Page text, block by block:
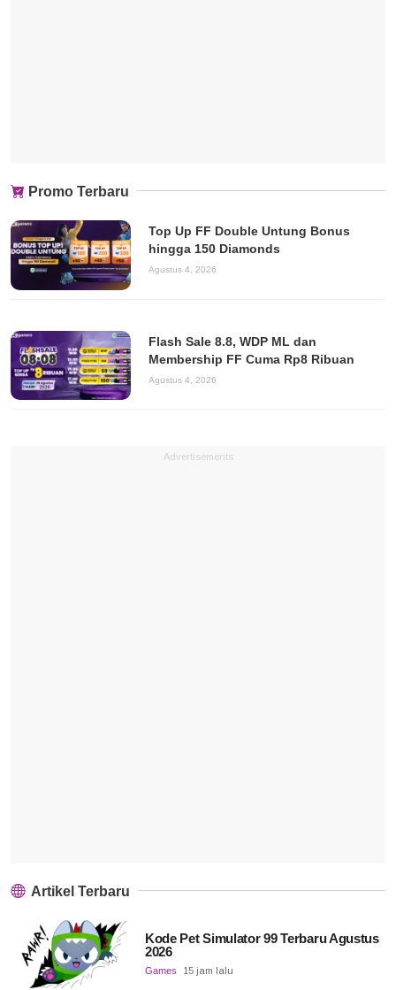
Promo Terbaru
Top Up FF Double Untung Bonus
hingga 150 Diamonds
Agustus 4, 2026
Flash Sale 8.8, WDP ML dan
Membership FF Cuma Rp8 Ribuan
Agustus 4, 2026
Advertisements
Artikel Terbaru
Kode Pet Simulator 99 Terbaru Agustus
2026
Games 15 jam lalu